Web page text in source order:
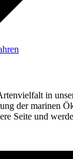
in
der marinen
Seite und